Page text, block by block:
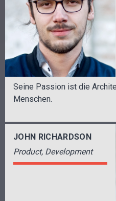
Seine Passion ist die
Menschen.
JOHN RICHARDSON
Product, Development